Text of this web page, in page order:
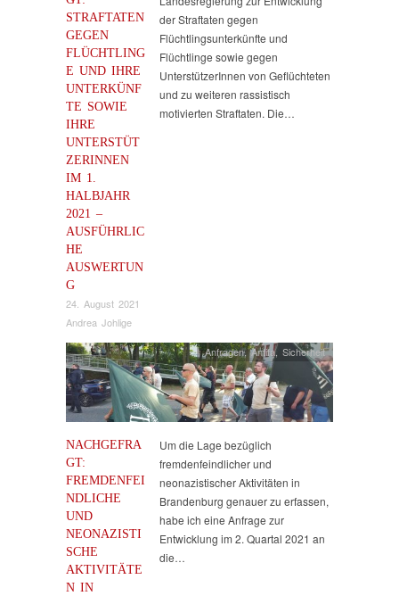
STRAFTATEN
GEGEN
FLÜCHTLING
E UND IHRE
UNTERKÜNF
TE SOWIE
IHRE
UNTERSTÜT
ZERINNEN
IM 1.
HALBJAHR
2021 –
AUSFÜHRLIC
HE
AUSWERTUN
G
24. August 2021
Andrea Johlige
der Straftaten gegen
Flüchtlingsunterkünfte und
Flüchtlinge sowie gegen
UnterstützerInnen von Geflüchteten
und zu weiteren rassistisch
motivierten Straftaten. Die…
NACHGEFRA
GT:
FREMDENFEI
NDLICHE
UND
NEONAZISTI
SCHE
AKTIVITÄTE
N IN
Anfragen,Antifa,Sicherheit
Um die Lage bezüglich
fremdenfeindlicher und
neonazistischer Aktivitäten in
Brandenburg genauer zu erfassen,
habe ich eine Anfrage zur
Entwicklung im 2. Quartal 2021 an
die…